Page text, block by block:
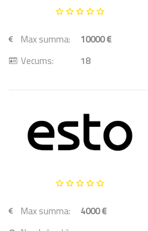
Max summa:
10000 €
Vecums:
18
Max summa:
4000 €